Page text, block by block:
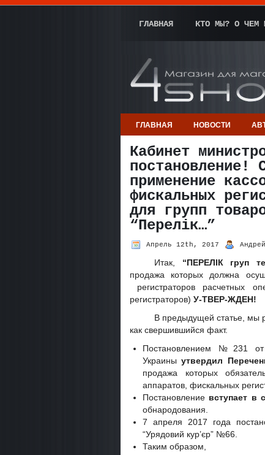
ГЛАВНАЯ КТО МЫ? О ЧЕМ
ГЛАВНАЯ НОВОСТИ
Кабинет
постановление!
применение
фискальных
для групп
“Перелік…”
Апрель 12th, 2017 Андрей
Итак, “ПЕРЕЛІК груп
продажа которых должна
регистраторов расчетных
регистраторов) У-ТВЕР-ЖДЕН!
В предыдущей статье, мы
как свершившийся факт.
Постановлением №231 от
Украиныутвердил
продажа которых
аппаратов, фискальных
Постановление вступает в
обнародования.
7 апреля 2017 года
“Урядовий кур’єр” №66.
Таким образом,